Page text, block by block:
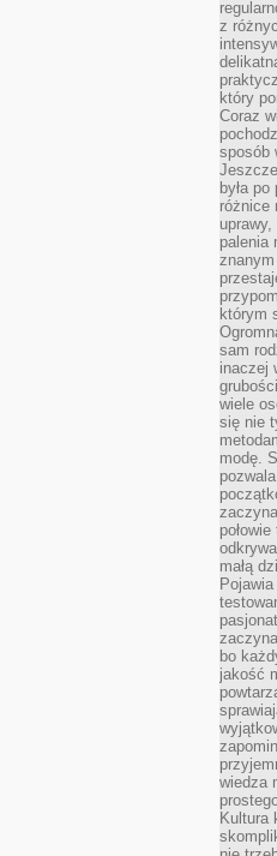
z
który
Coraz
sposób
była
różnice
palenia
którym
sam
inaczej
wiele
się nie
modę.
małą
bo
jakość
wiedza
Kultura